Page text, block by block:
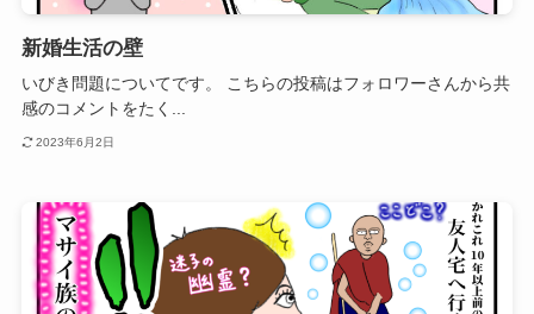
新婚生活の壁
いびき問題についてです。 こちらの投稿はフォロワーさんから共
感のコメントをたく...
2023年6月2日